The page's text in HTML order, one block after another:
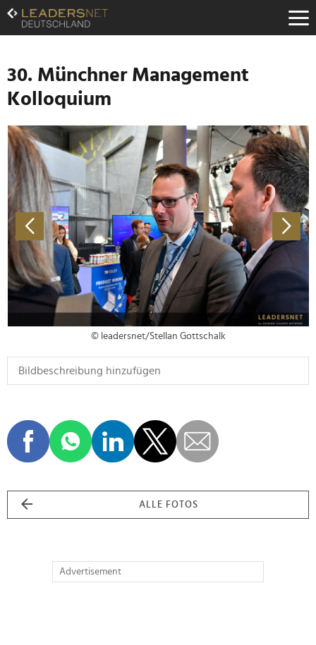
Zum
Inhalt
Zur
Navigation
Zur
Hauptnavigation
30. Münchner Management
Kolloquium
© leadersnet/Stellan Gottschalk
ALLE FOTOS
Advertisement